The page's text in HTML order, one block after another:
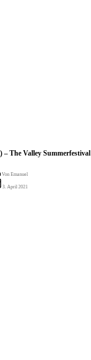
The Valley Summerfestival
Von Emanuel
3. April 2021